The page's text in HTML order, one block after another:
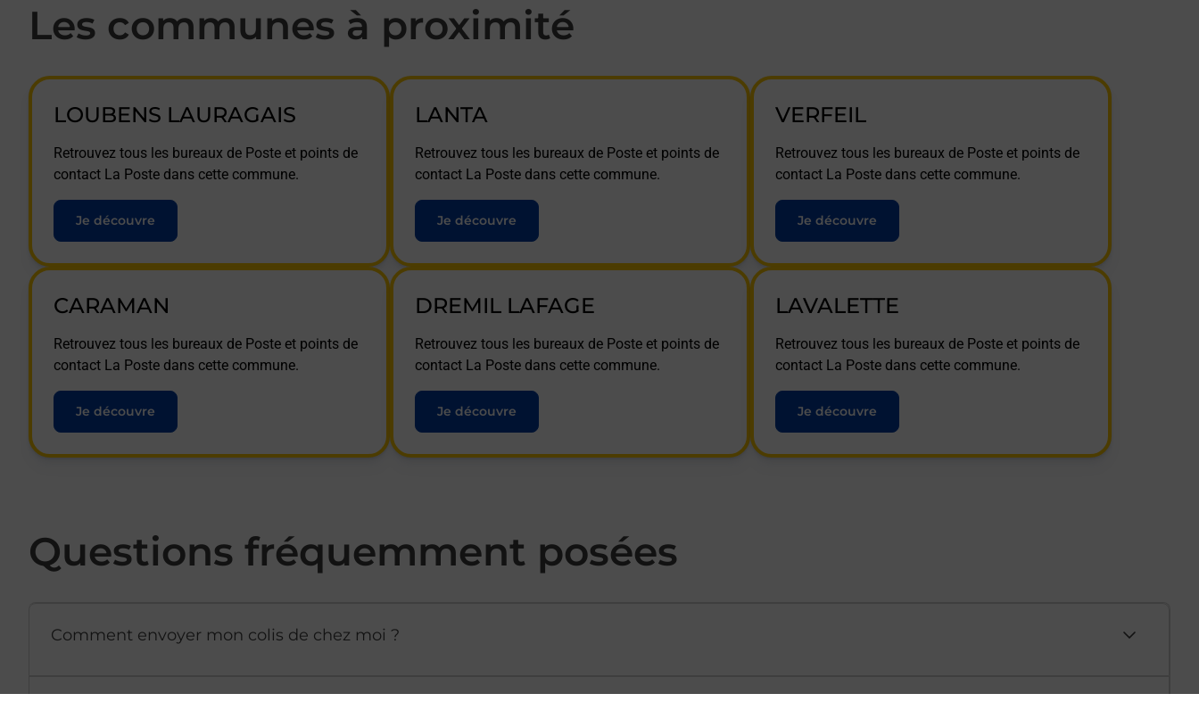
Les communes à proximité
LOUBENS LAURAGAIS
Retrouvez tous les bureaux de Poste et points de
contact La Poste dans cette commune.
Je découvre
LANTA
Retrouvez tous les bureaux de Poste et points de
contact La Poste dans cette commune.
Je découvre
VERFEIL
Retrouvez tous les bureaux de Poste et points de
contact La Poste dans cette commune.
Je découvre
CARAMAN
Retrouvez tous les bureaux de Poste et points de
contact La Poste dans cette commune.
Je découvre
DREMIL LAFAGE
Retrouvez tous les bureaux de Poste et points de
contact La Poste dans cette commune.
Je découvre
LAVALETTE
Retrouvez tous les bureaux de Poste et points de
contact La Poste dans cette commune.
Je découvre
Questions fréquemment posées
Comment envoyer mon colis de chez moi ?